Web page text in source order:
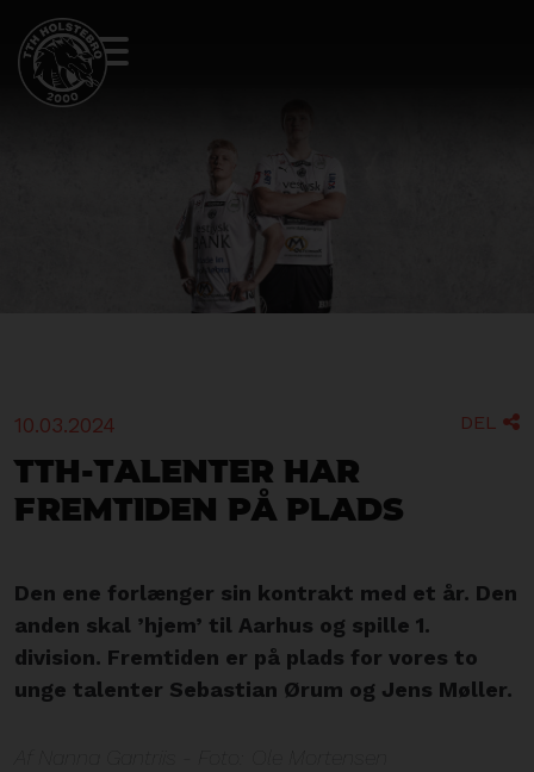
10.03.2024 DEL 
TTH-talenter har
fremtiden på plads
Den ene forlænger sin kontrakt med et år. Den
anden skal ’hjem’ til Aarhus og spille 1.
division. Fremtiden er på plads for vores to
unge talenter Sebastian Ørum og Jens Møller.